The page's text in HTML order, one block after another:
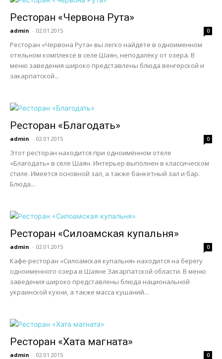
Ресторан «Червона Рута»
admin - 02.01.2015 0
Ресторан «Червона Рута» вы легко найдёте в одноименном
отельном комплексе в селе Шаян, неподалёку от озера. В
меню заведения широко представлены блюда венгерской и
закарпатской...
Ресторан «Благодать»
admin - 02.01.2015 0
Этот ресторан находится при одноимённом отеле
«Благодать» в селе Шаян. Интерьер выполнен в классическом
стиле. Имеется основной зал, а также банкетный зал и бар.
Блюда...
Ресторан «Силоамская купальня»
admin - 02.01.2015 0
Кафе-ресторан «Силоамская купальня» находится на берегу
одноименного озера в Шаяне Закарпатской области. В меню
заведения широко представлены блюда национальной
украинской кухни, а также масса кушаний...
Ресторан «Хата магната»
admin - 02.01.2015 0